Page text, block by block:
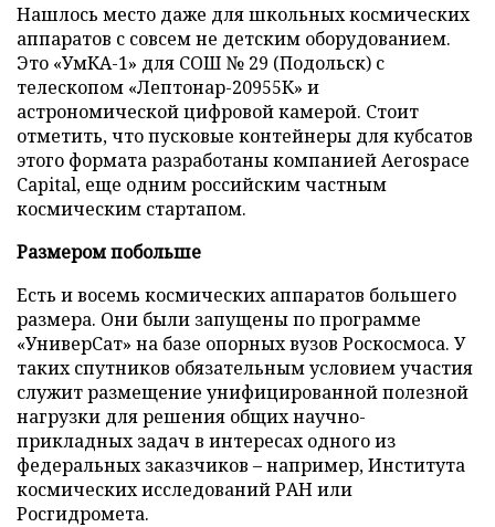
Нашлось место даже для школьных космических
аппаратов с совсем не детским оборудованием.
Это «УмКА-1» для СОШ № 29 (Подольск) с
телескопом «Лептонар-20955К» и
астрономической цифровой камерой. Стоит
отметить, что пусковые контейнеры для кубсатов
этого формата разработаны компанией Aerospace
Capital, еще одним российским частным
космическим стартапом.
Размером побольше
Есть и восемь космических аппаратов большего
размера. Они были запущены по программе
«УниверСат» на базе опорных вузов Роскосмоса. У
таких спутников обязательным условием участия
служит размещение унифицированной полезной
нагрузки для решения общих научно-
прикладных задач в интересах одного из
федеральных заказчиков – например, Института
космических исследований РАН или
Росгидромета.